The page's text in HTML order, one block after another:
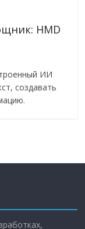
HMD
ИИ
создавать